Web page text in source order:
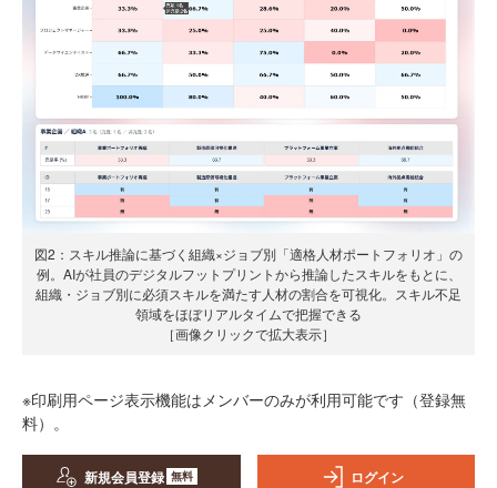
図2：スキル推論に基づく組織×ジョブ別「適格人材ポートフォリオ」の
例。AIが社員のデジタルフットプリントから推論したスキルをもとに、
組織・ジョブ別に必須スキルを満たす人材の割合を可視化。スキル不足
領域をほぼリアルタイムで把握できる
［画像クリックで拡大表示］
※印刷用ページ表示機能はメンバーのみが利用可能です（登録無
料）。
新規会員登録 無料 ログイン